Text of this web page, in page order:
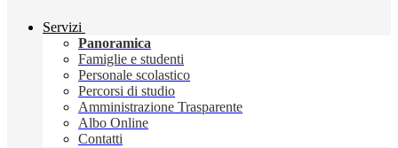
Servizi
Panoramica
Famiglie e studenti
Personale scolastico
Percorsi di studio
Amministrazione Trasparente
Albo Online
Contatti